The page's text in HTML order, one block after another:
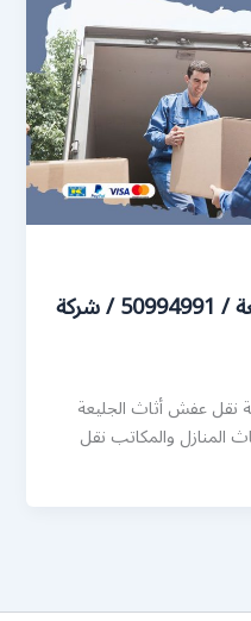
رقم نقل عفش هندي الجليعة / 50994991 / شركة
عفش أثاث الجليعة
المنازل والمكاتب نقل